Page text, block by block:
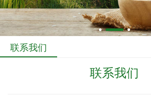
联系我们
联系我们